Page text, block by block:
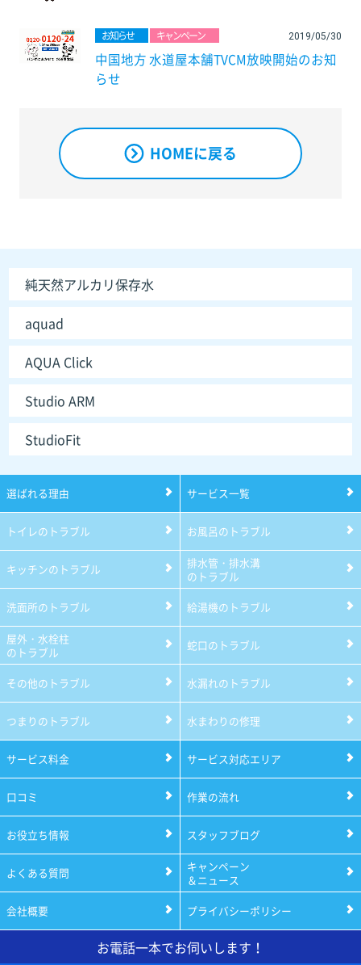
お知らせ キャンペーン
中国地方 水道屋本舗TVCM放映開始のお知
らせ
2019/05/30
HOMEに戻る
純天然アルカリ保存水
aquad
AQUA Click
Studio ARM
StudioFit
選ばれる理由 サービス一覧
トイレのトラブル お風呂のトラブル
キッチンのトラブル
排水管・排水溝
のトラブル
洗面所のトラブル
給湯機のトラブル
屋外・水栓柱
のトラブル
蛇口のトラブル
その他のトラブル 水漏れのトラブル
つまりのトラブル 水まわりの修理
サービス料金 サービス対応エリア
口コミ 作業の流れ
お役立ち情報 スタッフブログ
よくある質問
キャンペーン
＆ニュース
会社概要
プライバシーポリシー
お電話一本でお伺いします！